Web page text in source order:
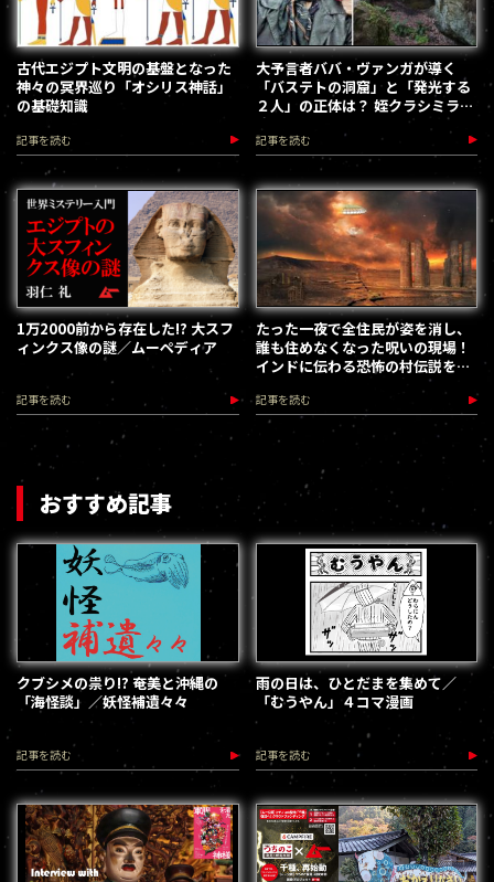
古代エジプト文明の基盤となった
神々の冥界巡り「オシリス神話」
の基礎知識
記事を読む
大予言者ババ・ヴァンガが導く
「バステトの洞窟」と「発光する
２人」の正体は？ 姪クラシミラが
追う古代ミステリー予言
記事を読む
1万2000前から存在した!? 大スフ
ィンクス像の謎／ムーペディア
記事を読む
たった一夜で全住民が姿を消し、
誰も住めなくなった呪いの現場！
インドに伝わる恐怖の村伝説を追
記事を読む
おすすめ記事
クブシメの祟り!? 奄美と沖縄の
「海怪談」／妖怪補遺々々
記事を読む
雨の日は、ひとだまを集めて／
「むうやん」４コマ漫画
記事を読む